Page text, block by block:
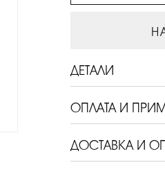
ДЕТАЛИ
ОПЛАТА И
ДОСТАВКА И